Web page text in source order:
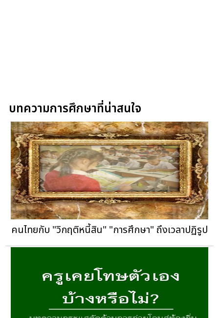
บทความการศึกษาที่น่าสนใจ
คนไทยกับ "วิกฤติหนี้สิน" "การศึกษา" ถึงเวลาปฏิรูป